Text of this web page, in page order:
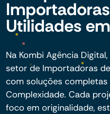
Utilidades
Na Kombi Agência
setor de Importadoras
com soluções
Complexidade. Cada
foco em originalidade,